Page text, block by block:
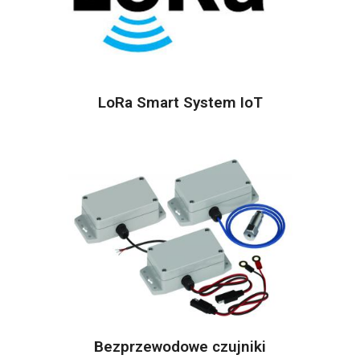
LoRa Smart System IoT
Bezprzewodowe czujniki